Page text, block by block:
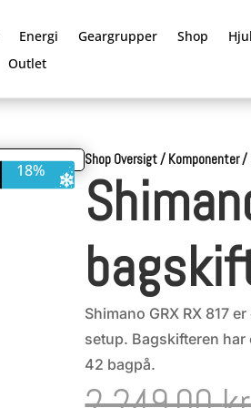
Energi Geargrupper Shop Hjul
Outlet
18%
Shop Oversigt / Komponenter/
Shimano GRX RX 817
setup. Bagskifteren
42 bagpå.